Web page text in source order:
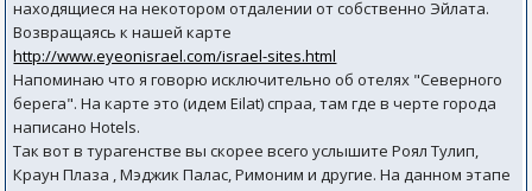
находящиеся на некотором отдалении от собственно Эйлата.
Возвращаясь к нашей карте
http://www.eyeonisrael.com/israel-sites.html
Напоминаю что я говорю исключительно об отелях "Северного
берега". На карте это (идем Eilat) спраа, там где в черте города
написано Hotels.
Так вот в турагенстве вы скорее всего услышите Роял Тулип,
Краун Плаза , Мэджик Палас, Римоним и другие. На данном этапе